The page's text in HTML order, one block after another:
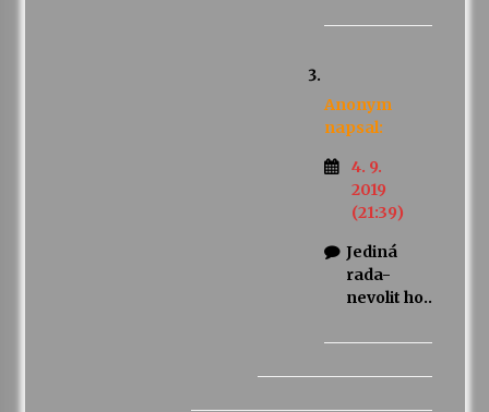
Anonym
napsal:
4. 9.
2019
(21:39)
Jediná
rada-
nevolit ho..